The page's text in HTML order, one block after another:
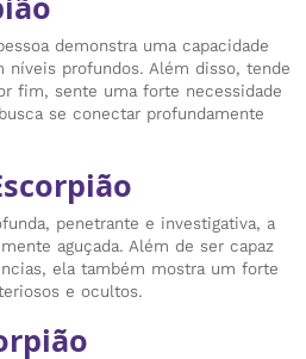
demonstra uma capacidade
níveis profundos. Além disso, tende
fim, sente uma forte necessidade
se conectar profundamente
penetrante e investigativa, a
aguçada. Além de ser capaz
ela também mostra um forte
e ocultos.